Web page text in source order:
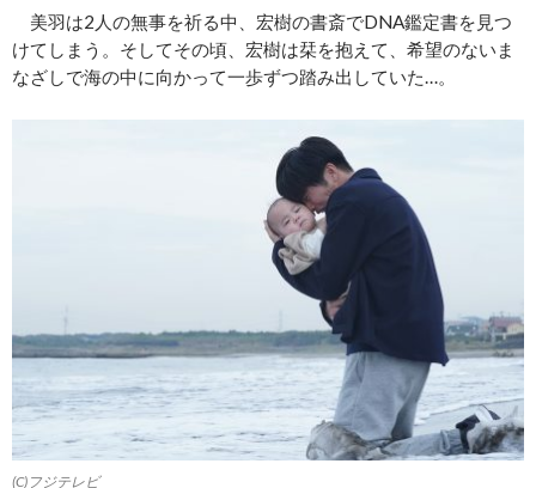
美羽は2人の無事を祈る中、宏樹の書斎でDNA鑑定書を見つ
けてしまう。そしてその頃、宏樹は栞を抱えて、希望のないま
なざしで海の中に向かって一歩ずつ踏み出していた…。
(C)フジテレビ